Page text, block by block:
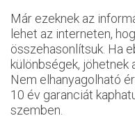
Már ezeknek az
lehet az interneten,
összehasonlítsuk. Ha
különbségek, jöhetnek
Nem elhanyagolható
10 év garanciát
szemben.